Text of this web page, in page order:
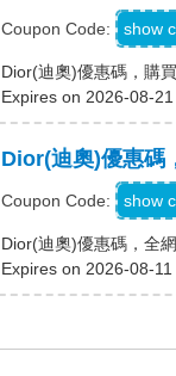
Coupon Code: show
Dior(迪奧)優惠碼，購
Expires on 2026-08-21
Dior(迪奧)優惠碼
Coupon Code: show
Dior(迪奧)優惠碼，全
Expires on 2026-08-11